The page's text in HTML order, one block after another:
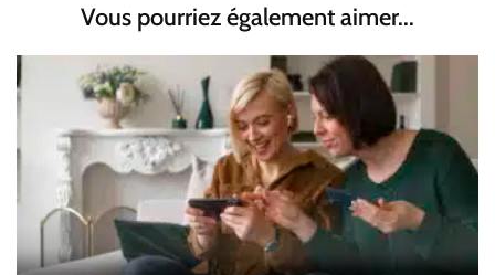
Vous pourriez également aimer...